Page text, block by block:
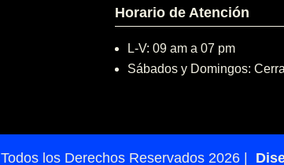
Horario de Atención
L-V: 09 am a 07 pm
Sábados y Domingos:
los Derechos Reservados 2026 |